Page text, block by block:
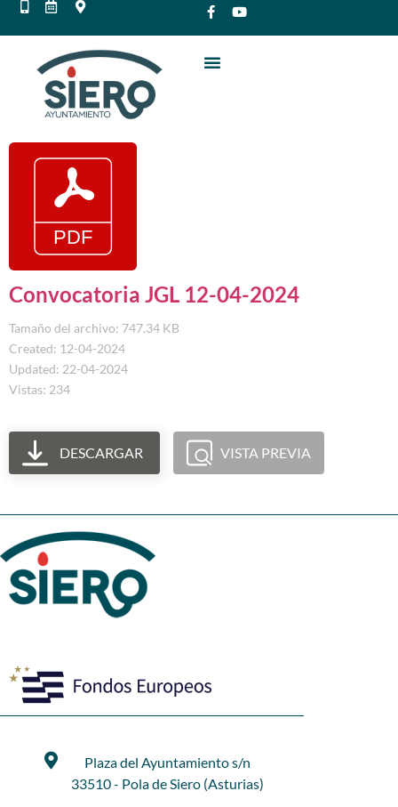
Convocatoria JGL 12-04-2024
Tamaño del archivo: 747.34 KB
Created: 12-04-2024
Updated: 22-04-2024
Vistas: 234
DESCARGAR VISTA PREVIA
Plaza del Ayuntamiento s/n
33510 - Pola de Siero (Asturias)